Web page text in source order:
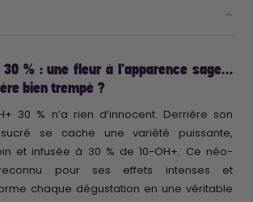
30 % : une fleur à l’apparence sage…
bien trempé ?
30 % n’a rien d’innocent. Derrière son
se cache une variété puissante,
et infusée à 30 % de 10-OH+. Ce néo-
pour ses effets intenses et
chaque dégustation en une véritable